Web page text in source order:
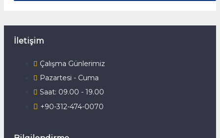
İletişim
Çalışma Günlerimiz
Pazartesi - Cuma
Saat: 09.00 - 19.00
+90-312-474-0070